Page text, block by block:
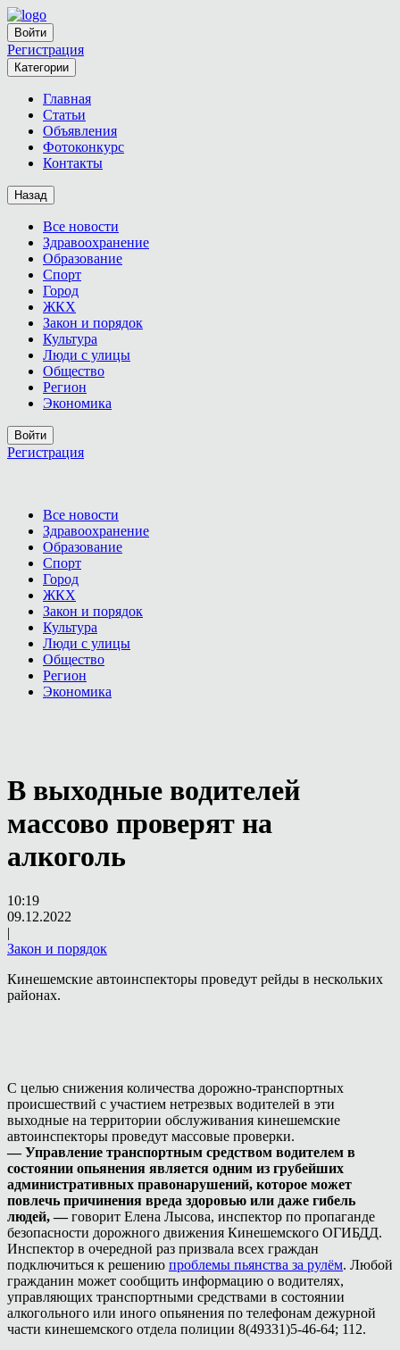
Войти
Регистрация
Категории
Главная
Статьи
Объявления
Фотоконкурс
Контакты
Назад
Все новости
Здравоохранение
Образование
Спорт
Город
ЖКХ
Закон и порядок
Культура
Люди с улицы
Общество
Регион
Экономика
Войти
Регистрация
Все новости
Здравоохранение
Образование
Спорт
Город
ЖКХ
Закон и порядок
Культура
Люди с улицы
Общество
Регион
Экономика
В выходные водителей
массово проверят на
алкоголь
10:19
09.12.2022
|
Закон и порядок
Кинешемские автоинспекторы проведут рейды в нескольких
районах.
С целью снижения количества дорожно-транспортных
происшествий с участием нетрезвых водителей в эти
выходные на территории обслуживания кинешемские
автоинспекторы проведут массовые проверки.
— Управление транспортным средством водителем в
состоянии опьянения является одним из грубейших
административных правонарушений, которое может
повлечь причинения вреда здоровью или даже гибель
людей, —говорит Елена Лысова, инспектор по пропаганде
безопасности дорожного движения Кинешемского ОГИБДД.
Инспектор в очередной раз призвала всех граждан
подключиться к решению проблемы пьянства за рулём. Любой
гражданин может сообщить информацию о водителях,
управляющих транспортными средствами в состоянии
алкогольного или иного опьянения по телефонам дежурной
части кинешемского отдела полиции 8(49331)5-46-64; 112.